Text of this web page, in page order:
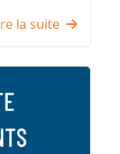
la suite